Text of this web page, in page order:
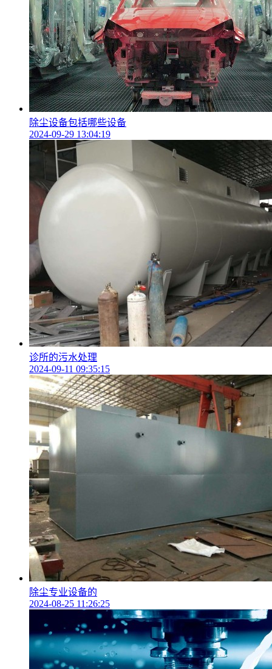
除尘设备包括哪些设备
2024-09-29 13:04:19
诊所的污水处理
2024-09-11 09:35:15
除尘专业设备的
2024-08-25 11:26:25